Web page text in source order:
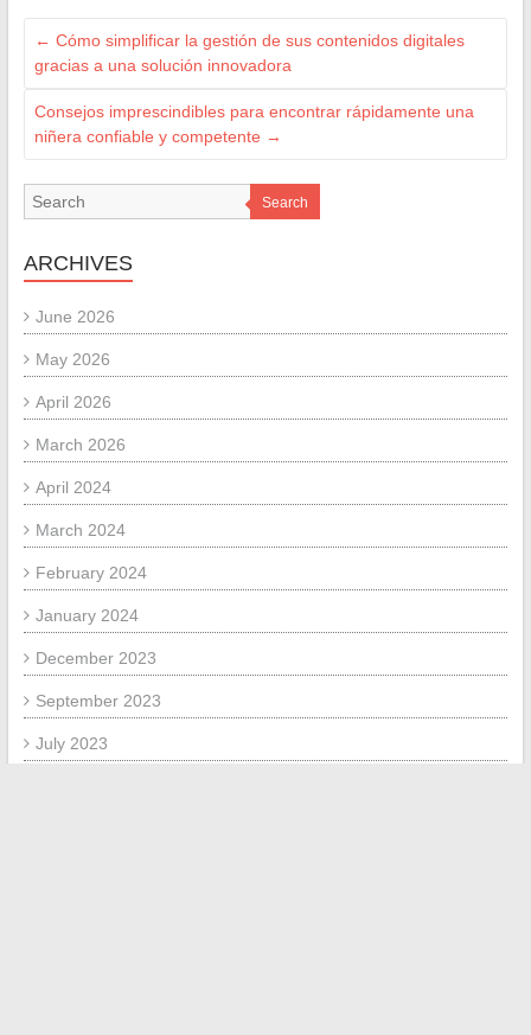
← Cómo simplificar la gestión de sus contenidos digitales
gracias a una solución innovadora
Consejos imprescindibles para encontrar rápidamente una
niñera confiable y competente →
Search
ARCHIVES
June 2026
May 2026
April 2026
March 2026
April 2024
March 2024
February 2024
January 2024
December 2023
September 2023
July 2023